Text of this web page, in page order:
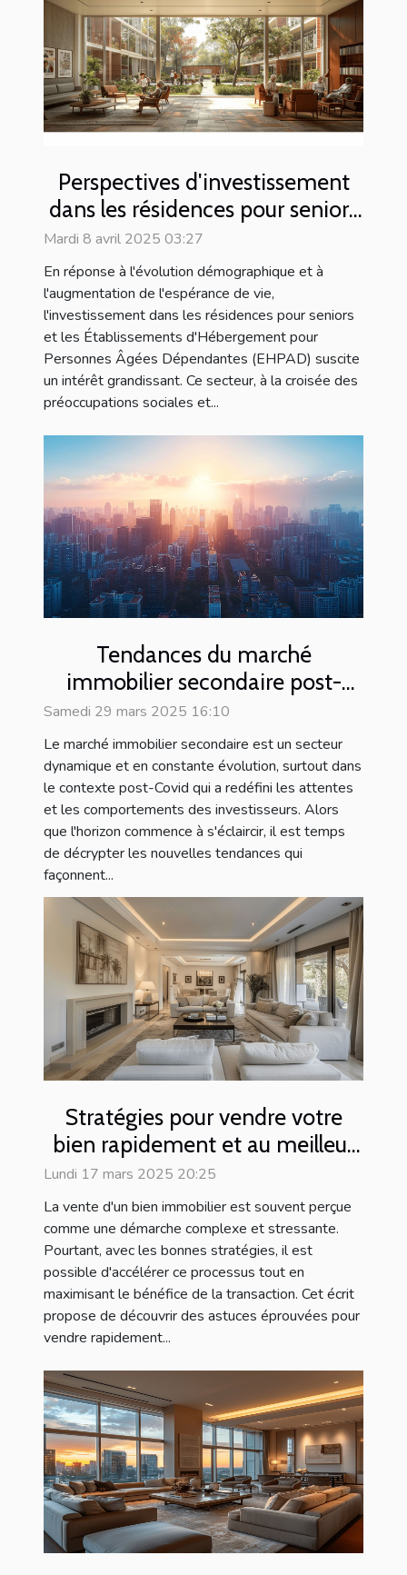
Perspectives d'investissement
dans les résidences pour seniors
et les EHPAD
Mardi 8 avril 2025 03:27
En réponse à l'évolution démographique et à
l'augmentation de l'espérance de vie,
l'investissement dans les résidences pour seniors
et les Établissements d'Hébergement pour
Personnes Âgées Dépendantes (EHPAD) suscite
un intérêt grandissant. Ce secteur, à la croisée des
préoccupations sociales et...
Tendances du marché
immobilier secondaire post-
Covid perspectives et conseils
d'investissement
Samedi 29 mars 2025 16:10
Le marché immobilier secondaire est un secteur
dynamique et en constante évolution, surtout dans
le contexte post-Covid qui a redéfini les attentes
et les comportements des investisseurs. Alors
que l'horizon commence à s'éclaircir, il est temps
de décrypter les nouvelles tendances qui
façonnent...
Stratégies pour vendre votre
bien rapidement et au meilleur
prix
Lundi 17 mars 2025 20:25
La vente d'un bien immobilier est souvent perçue
comme une démarche complexe et stressante.
Pourtant, avec les bonnes stratégies, il est
possible d'accélérer ce processus tout en
maximisant le bénéfice de la transaction. Cet écrit
propose de découvrir des astuces éprouvées pour
vendre rapidement...